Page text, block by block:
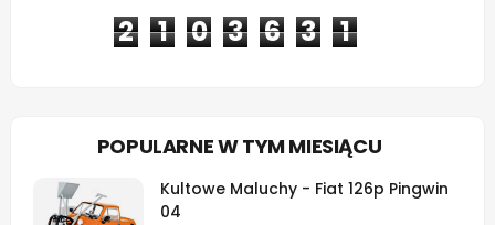
2 1 0 3 6 3 1
POPULARNE W TYM MIESIĄCU
Kultowe Maluchy - Fiat 126p Pingwin
04